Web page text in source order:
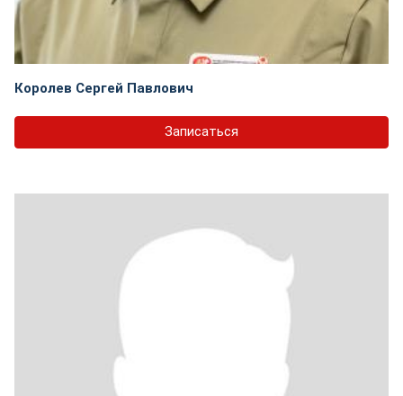
Королев Сергей Павлович
Записаться